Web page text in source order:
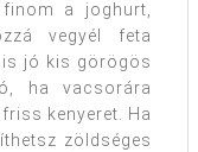
a joghurt,
vegyél feta
is jó kis görögös
ha vacsorára
kenyeret. Ha
zöldséges